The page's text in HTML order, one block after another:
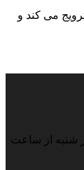
می کند و
شنبه از ساعت